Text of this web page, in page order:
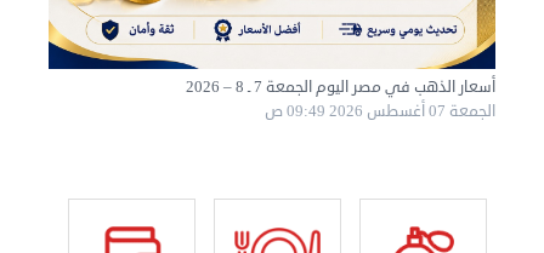
نقل عفش الكويت 50767633 هاف لوري نقل أغراض ...
الأربعاء 28 أغسطس 2024 12:25 م
أسعار الذهب في مصر اليوم الجمعة 7 ـ 8 – 2026
الجمعة 07 أغسطس 2026 09:49 ص